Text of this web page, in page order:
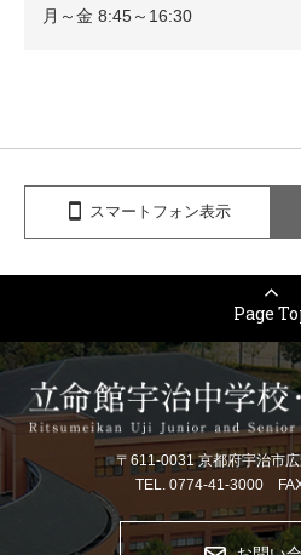
月～金 8:45～16:30
スマートフォン表示
Page
〒611-0031 京都府宇治市
TEL. 0774-41-3000